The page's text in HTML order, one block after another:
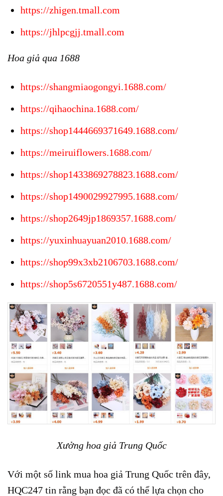
https://zhigen.tmall.com
https://jhlpcgjj.tmall.com
Hoa giả qua 1688
https://shangmiaogongyi.1688.com/
https://qihaochina.1688.com/
https://shop1444669371649.1688.com/
https://meiruiflowers.1688.com/
https://shop1433869278823.1688.com/
https://shop1490029927995.1688.com/
https://shop2649jp1869357.1688.com/
https://yuxinhuayuan2010.1688.com/
https://shop99x3xb2106703.1688.com/
https://shop5s6720551y487.1688.com/
Xưởng hoa giả Trung Quốc
Với một số link mua hoa giả Trung Quốc trên đây,
HQC247 tin rằng bạn đọc đã có thể lựa chọn cho